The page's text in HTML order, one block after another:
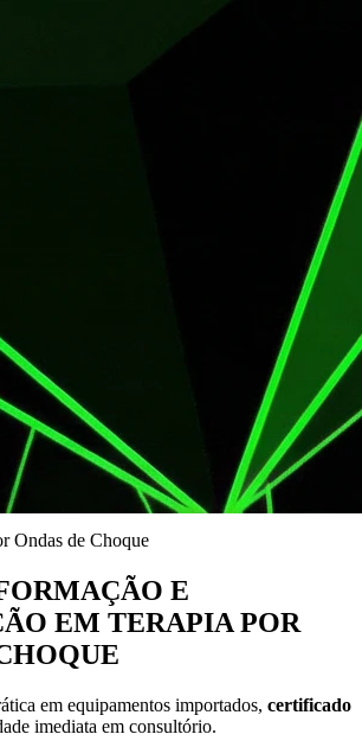
Ondas de Choque
E
EM TERAPIA POR
em equipamentos importados, certificado
imediata em consultório.